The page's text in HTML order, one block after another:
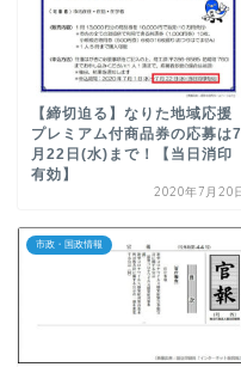
【締切迫る】なりた地域応援
プレミアム付商品券の応募は7
月22日(水)まで！【当日消印
有効】
2020年7月20
市政・国政情報